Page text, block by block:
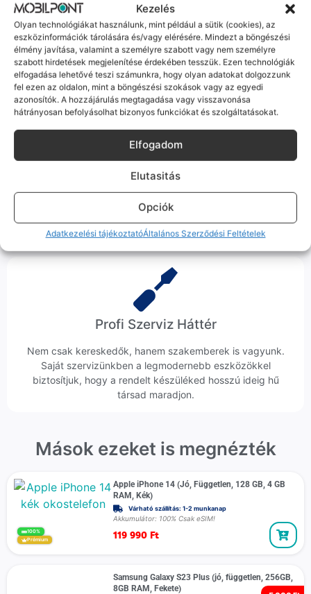
Kezelés
Olyan technológiákat használunk, mint például a sütik (cookies), az
eszközinformációk tárolására és/vagy elérésére. Mindezt a böngészési
élmény javítása, valamint a személyre szabott vagy nem személyre
szabott hirdetések megjelenítése érdekében tesszük. Ezen technológiák
elfogadása lehetővé teszi számunkra, hogy olyan adatokat dolgozzunk
fel ezen az oldalon, mint a böngészési szokások vagy az egyedi
azonosítók. A hozzájárulás megtagadása vagy visszavonása
hátrányosan befolyásolhat bizonyos funkciókat és szolgáltatásokat.
Elfogadom
Elutasitás
Opciók
Adatkezelési tájékoztatóÁltalános Szerződési Feltételek
Hibázni emberi dolog, de a felelősségvállalás nálunk alap.
Ha ritkán előfordul egy hiba, nem kifogásokat keresünk,
hanem megoldást. Szakértő kollégáink azonnal kézbe
veszik az ügyedet.
Ingyenes Futár & Szerviz
probléma esetén küldjük a futárt, bevizsgáljuk a telefont, és
költséggel jár.
Profi Szerviz Háttér
Nem csak kereskedők, hanem szakemberek is vagyunk.
Saját szervizünkben a legmodernebb eszközökkel
biztosítjuk, hogy a rendelt készüléked hosszú ideig hű
társad maradjon.
Mások ezeket is megnézték
100%
Prémium
Apple iPhone 14 (Jó, Független, 128 GB, 4 GB
RAM, Kék)
Várható szállítás: 1-2 munkanap
Akkumulátor: 100% Csak eSIM!
119 990 Ft
Samsung Galaxy S23 Plus (jó, független, 256GB,
8GB RAM, Fekete)